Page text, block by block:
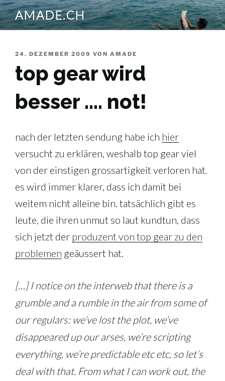
Zum
Inhalt
springen
AMADE.CH
VERÖFFENTLICHT
24. DEZEMBER 2009 VON AMADE
top gear wird
besser …. not!
nach der letzten sendung habe ich hier
versucht zu erklären, weshalb top gear viel
von der einstigen grossartigkeit verloren hat.
es wird immer klarer, dass ich damit bei
weitem nicht alleine bin. tatsächlich gibt es
leute, die ihren unmut so laut kundtun, dass
sich jetzt der produzent von top gear zu den
problemen geäussert hat.
[…] I notice on the interweb that there is a
grumble and a rumble in the air from some of
our regulars: we’ve lost the plot, we’ve
disappeared up our arses, we’re scripting
everything, we’re predictable etc etc, so let’s
deal with that. From what I can work out, the